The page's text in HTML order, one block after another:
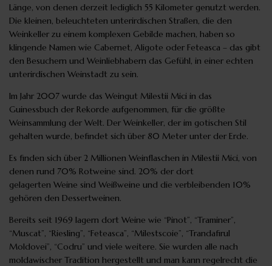
Länge, von denen derzeit lediglich 55 Kilometer genutzt werden.
Die kleinen, beleuchteten unterirdischen Straßen, die den
Weinkeller zu einem komplexen Gebilde machen, haben so
klingende Namen wie Cabernet, Aligote oder Feteasca – das gibt
den Besuchern und Weinliebhabern das Gefühl, in einer echten
unterirdischen Weinstadt zu sein.
Im Jahr 2007 wurde das Weingut Milestii Mici in das
Guinessbuch der Rekorde aufgenommen, für die größte
Weinsammlung der Welt. Der Weinkeller, der im gotischen Stil
gehalten wurde, befindet sich über 80 Meter unter der Erde.
Es finden sich über 2 Millionen Weinflaschen in Milestii Mici, von
denen rund 70% Rotweine sind. 20% der dort
gelagerten Weine sind Weißweine und die verbleibenden 10%
gehören den Dessertweinen.
Bereits seit 1969 lagern dort Weine wie “Pinot”, “Traminer”,
“Muscat”, “Riesling”, “Feteasca”, “Milestscoie”, “Trandafirul
Moldovei”, “Codru” und viele weitere. Sie wurden alle nach
moldawischer Tradition hergestellt und man kann regelrecht die